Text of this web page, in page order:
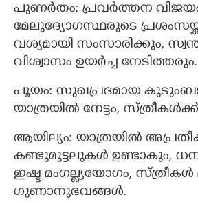
പുണർതം: പ്രവർത്തന വിജയം
മേലുദ്യോഗസ്ഥരുടെ
വശ്യമായി സംസാരിക്കും,
വിശ്വാസം ഉയർച്ച നേടിത്തരും.
പൂയം: സുഖപ്രദമായ
യാത്രയിൽ നേട്ടം,
ആയില്യം: യാത്രയിൽ
കണ്ടുമുട്ടലുകൾ ഉണ്ടാകും,
ഇഷ്ട മംഗല്ല്യയോഗം,
ഗുണാനുഭവങ്ങൾ.